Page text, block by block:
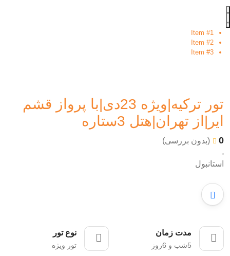
Item #1
Item #2
Item #3
تور ترکیه|ویژه 23دی|با پرواز قشم
ایر|از تهران|هتل 3ستاره
0 (بدون بررسی)
استانبول
مدت زمان
5شب و 6روز
نوع تور
تور ویژه